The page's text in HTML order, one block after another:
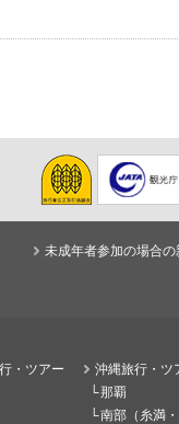
未成年者参加の場合
・ツアー
沖縄旅行・ツ
那覇
南部（糸満